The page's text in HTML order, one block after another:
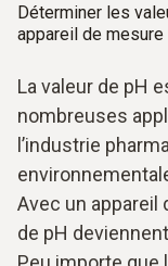
Déterminer les
appareil de
La valeur de pH
nombreuses
l’industrie
Avec un appareil
de pH